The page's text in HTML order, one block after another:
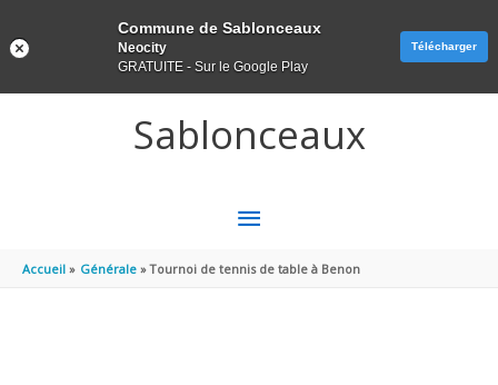
Sablonceaux
MENU
PRINCIPAL
Accueil Générale Tournoi de tennis de table à Benon
Commune de Sablonceaux
Neocity
GRATUITE - Sur le Google Play
Télécharger